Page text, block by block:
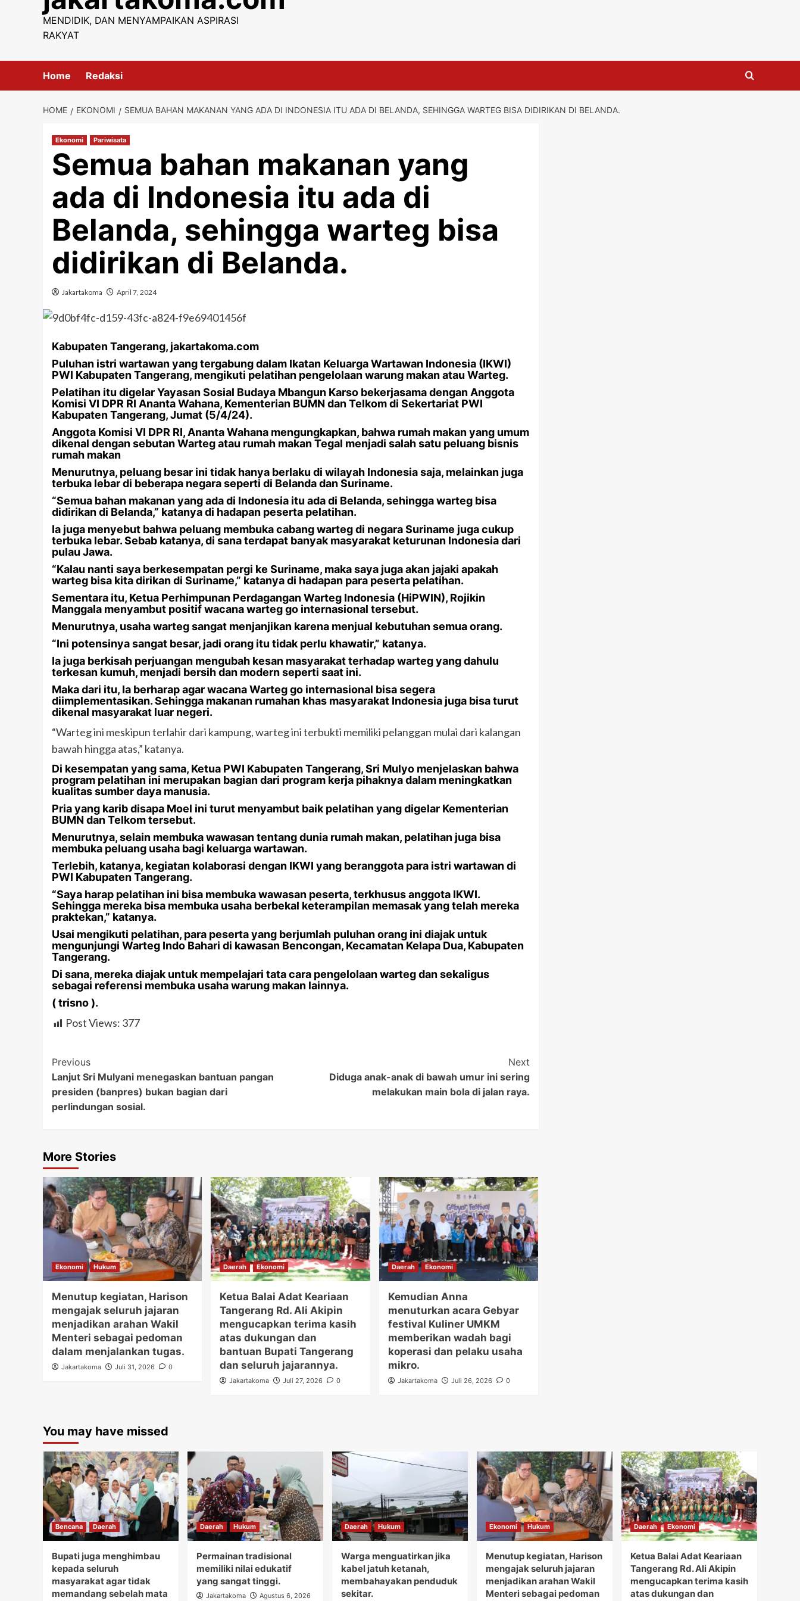
MENDIDIK, DAN MENYAMPAIKAN ASPIRASI
RAKYAT
Home Redaksi
HOME EKONOMI SEMUA BAHAN MAKANAN YANG ADA DI INDONESIA ITU ADA DI BELANDA, SEHINGGA WARTEG BISA DIDIRIKAN DI BELANDA.
Ekonomi Pariwisata
Semua bahan makanan yang
ada di Indonesia itu ada di
Belanda, sehingga warteg bisa
didirikan di Belanda.
Jakartakoma April 7, 2024
Kabupaten Tangerang, jakartakoma.com
Puluhan istri wartawan yang tergabung dalam Ikatan Keluarga Wartawan Indonesia (IKWI)
PWI Kabupaten Tangerang, mengikuti pelatihan pengelolaan warung makan atau Warteg.
Pelatihan itu digelar Yayasan Sosial Budaya Mbangun Karso bekerjasama dengan Anggota
Komisi VI DPR RI Ananta Wahana, Kementerian BUMN dan Telkom di Sekertariat PWI
Kabupaten Tangerang, Jumat (5/4/24).
Anggota Komisi VI DPR RI, Ananta Wahana mengungkapkan, bahwa rumah makan yang umum
dikenal dengan sebutan Warteg atau rumah makan Tegal menjadi salah satu peluang bisnis
rumah makan
Menurutnya, peluang besar ini tidak hanya berlaku di wilayah Indonesia saja, melainkan juga
terbuka lebar di beberapa negara seperti di Belanda dan Suriname.
“Semua bahan makanan yang ada di Indonesia itu ada di Belanda, sehingga warteg bisa
didirikan di Belanda,” katanya di hadapan peserta pelatihan.
Ia juga menyebut bahwa peluang membuka cabang warteg di negara Suriname juga cukup
terbuka lebar. Sebab katanya, di sana terdapat banyak masyarakat keturunan Indonesia dari
pulau Jawa.
“Kalau nanti saya berkesempatan pergi ke Suriname, maka saya juga akan jajaki apakah
warteg bisa kita dirikan di Suriname,” katanya di hadapan para peserta pelatihan.
Sementara itu, Ketua Perhimpunan Perdagangan Warteg Indonesia (HiPWIN), Rojikin
Manggala menyambut positif wacana warteg go internasional tersebut.
Menurutnya, usaha warteg sangat menjanjikan karena menjual kebutuhan semua orang.
“Ini potensinya sangat besar, jadi orang itu tidak perlu khawatir,” katanya.
Ia juga berkisah perjuangan mengubah kesan masyarakat terhadap warteg yang dahulu
terkesan kumuh, menjadi bersih dan modern seperti saat ini.
Maka dari itu, Ia berharap agar wacana Warteg go internasional bisa segera
diimplementasikan. Sehingga makanan rumahan khas masyarakat Indonesia juga bisa turut
dikenal masyarakat luar negeri.
“Warteg ini meskipun terlahir dari kampung, warteg ini terbukti memiliki pelanggan mulai dari kalangan
bawah hingga atas,” katanya.
Di kesempatan yang sama, Ketua PWI Kabupaten Tangerang, Sri Mulyo menjelaskan bahwa
program pelatihan ini merupakan bagian dari program kerja pihaknya dalam meningkatkan
kualitas sumber daya manusia.
Pria yang karib disapa Moel ini turut menyambut baik pelatihan yang digelar Kementerian
BUMN dan Telkom tersebut.
Menurutnya, selain membuka wawasan tentang dunia rumah makan, pelatihan juga bisa
membuka peluang usaha bagi keluarga wartawan.
Terlebih, katanya, kegiatan kolaborasi dengan IKWI yang beranggota para istri wartawan di
PWI Kabupaten Tangerang.
“Saya harap pelatihan ini bisa membuka wawasan peserta, terkhusus anggota IKWI.
Sehingga mereka bisa membuka usaha berbekal keterampilan memasak yang telah mereka
praktekan,” katanya.
Usai mengikuti pelatihan, para peserta yang berjumlah puluhan orang ini diajak untuk
mengunjungi Warteg Indo Bahari di kawasan Bencongan, Kecamatan Kelapa Dua, Kabupaten
Tangerang.
Di sana, mereka diajak untuk mempelajari tata cara pengelolaan warteg dan sekaligus
sebagai referensi membuka usaha warung makan lainnya.
( trisno ).
Post Views: 377
Post
Navigation
Previous
Lanjut Sri Mulyani menegaskan bantuan pangan
presiden (banpres) bukan bagian dari
perlindungan sosial.
Next
Diduga anak-anak di bawah umur ini sering
melakukan main bola di jalan raya.
More Stories
Ekonomi Hukum
Menutup kegiatan, Harison
mengajak seluruh jajaran
menjadikan arahan Wakil
Menteri sebagai pedoman
dalam menjalankan tugas.
Jakartakoma Juli 31, 2026 0
Daerah Ekonomi
Ketua Balai Adat Keariaan
Tangerang Rd. Ali Akipin
mengucapkan terima kasih
atas dukungan dan
bantuan Bupati Tangerang
dan seluruh jajarannya.
Jakartakoma Juli 27, 2026 0
Daerah Ekonomi
Kemudian Anna
menuturkan acara Gebyar
festival Kuliner UMKM
memberikan wadah bagi
koperasi dan pelaku usaha
mikro.
Jakartakoma Juli 26, 2026 0
You may have missed
Bencana Daerah
Bupati juga menghimbau
kepada seluruh
masyarakat agar tidak
memandang sebelah mata
Daerah Hukum
Permainan tradisional
memiliki nilai edukatif
yang sangat tinggi.
Jakartakoma Agustus 6, 2026
Daerah Hukum
Warga menguatirkan jika
kabel jatuh ketanah,
membahayakan penduduk
sekitar.
Ekonomi Hukum
Menutup kegiatan, Harison
mengajak seluruh jajaran
menjadikan arahan Wakil
Menteri sebagai pedoman
Daerah Ekonomi
Ketua Balai Adat Keariaan
Tangerang Rd. Ali Akipin
mengucapkan terima kasih
atas dukungan dan